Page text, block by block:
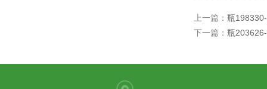
上一篇： 瓶
下一篇： 瓶